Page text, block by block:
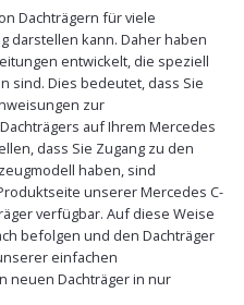
Dachträgern für viele
darstellen kann. Daher haben
entwickelt, die speziell
sind. Dies bedeutet, dass Sie
zur
auf Ihrem Mercedes
dass Sie Zugang zu den
haben, sind
unserer Mercedes C-
verfügbar. Auf diese Weise
befolgen und den Dachträger
einfachen
neuen Dachträger in nur